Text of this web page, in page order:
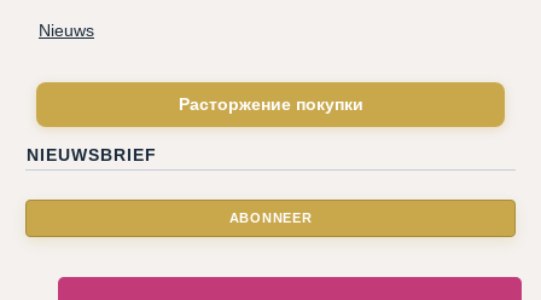
Nieuws
Расторжение покупки
NIEUWSBRIEF